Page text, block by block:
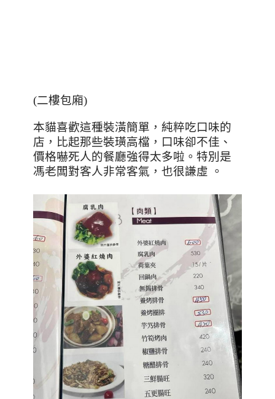
(二樓包廂)
本貓喜歡這種裝潢簡單，純粹吃口味的
店，比起那些裝璜高檔，口味卻不佳、
價格嚇死人的餐廳強得太多啦。特別是
馮老闆對客人非常客氣，也很謙虛 。